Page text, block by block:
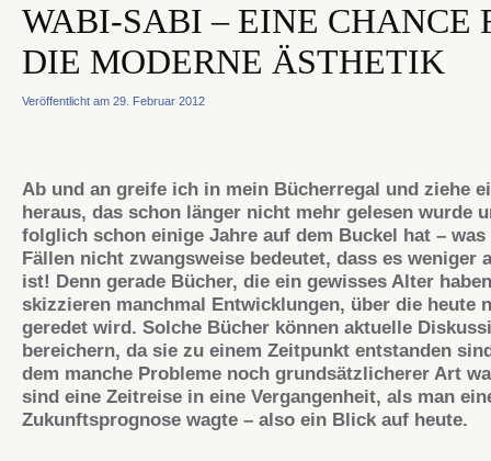
WABI-SABI – EINE CHANCE
DIE MODERNE ÄSTHETIK
Veröffentlicht am 29. Februar 2012
Ab und an greife ich in mein Bücherregal und ziehe
heraus, das schon länger nicht mehr gelesen wurde
folglich schon einige Jahre auf dem Buckel hat –
Fällen nicht zwangsweise bedeutet, dass es weniger
ist! Denn gerade Bücher, die ein gewisses Alter
skizzieren manchmal Entwicklungen, über die heute
geredet wird. Solche Bücher können aktuelle
bereichern, da sie zu einem Zeitpunkt entstanden
dem manche Probleme noch grundsätzlicherer Art
sind eine Zeitreise in eine Vergangenheit, als man
Zukunftsprognose wagte – also ein Blick auf heute.